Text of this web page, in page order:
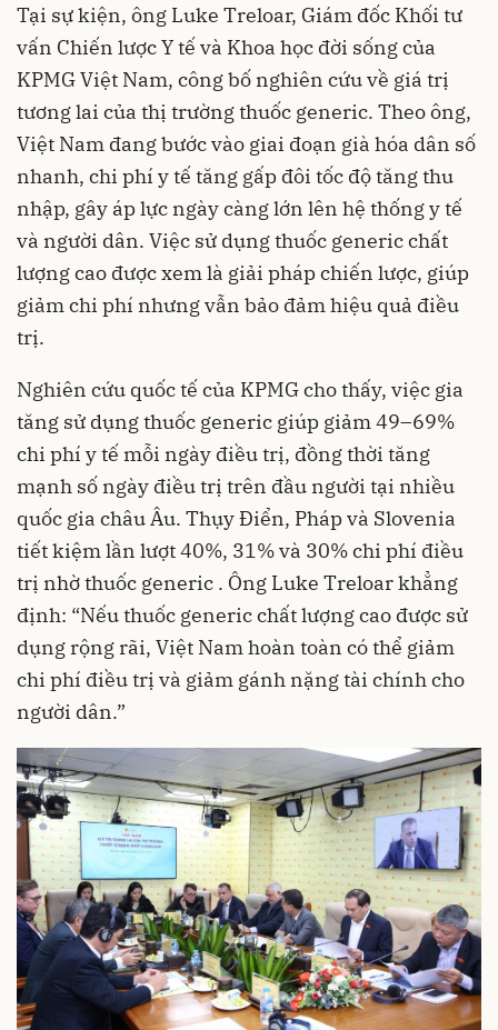
Tại sự kiện, ông Luke Treloar, Giám đốc Khối tư
vấn Chiến lược Y tế và Khoa học đời sống của
KPMG Việt Nam, công bố nghiên cứu về giá trị
tương lai của thị trường thuốc generic. Theo ông,
Việt Nam đang bước vào giai đoạn già hóa dân số
nhanh, chi phí y tế tăng gấp đôi tốc độ tăng thu
nhập, gây áp lực ngày càng lớn lên hệ thống y tế
và người dân. Việc sử dụng thuốc generic chất
lượng cao được xem là giải pháp chiến lược, giúp
giảm chi phí nhưng vẫn bảo đảm hiệu quả điều
trị.
Nghiên cứu quốc tế của KPMG cho thấy, việc gia
tăng sử dụng thuốc generic giúp giảm 49–69%
chi phí y tế mỗi ngày điều trị, đồng thời tăng
mạnh số ngày điều trị trên đầu người tại nhiều
quốc gia châu Âu. Thụy Điển, Pháp và Slovenia
tiết kiệm lần lượt 40%, 31% và 30% chi phí điều
trị nhờ thuốc generic . Ông Luke Treloar khẳng
định: “Nếu thuốc generic chất lượng cao được sử
dụng rộng rãi, Việt Nam hoàn toàn có thể giảm
chi phí điều trị và giảm gánh nặng tài chính cho
người dân.”